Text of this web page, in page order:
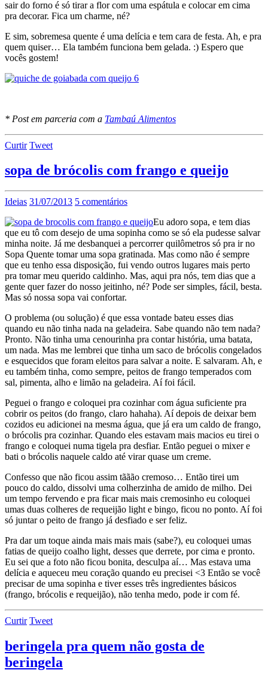
sair do forno é só tirar a flor com uma espátula e colocar em cima
pra decorar. Fica um charme, né?
E sim, sobremesa quente é uma delícia e tem cara de festa. Ah, e pra
quem quiser… Ela também funciona bem gelada. :) Espero que
vocês gostem!
* Post em parceria com a Tambaú Alimentos
Curtir Tweet
sopa de brócolis com frango e queijo
Ideias 31/07/2013 5 comentários
Eu adoro sopa, e tem dias
que eu tô com desejo de uma sopinha como se só ela pudesse salvar
minha noite. Já me desbanquei a percorrer quilômetros só pra ir no
Sopa Quente tomar uma sopa gratinada. Mas como não é sempre
que eu tenho essa disposição, fui vendo outros lugares mais perto
pra tomar meu querido caldinho. Mas, aqui pra nós, tem dias que a
gente quer fazer do nosso jeitinho, né? Pode ser simples, fácil, besta.
Mas só nossa sopa vai confortar.
O problema (ou solução) é que essa vontade bateu esses dias
quando eu não tinha nada na geladeira. Sabe quando não tem nada?
Pronto. Não tinha uma cenourinha pra contar história, uma batata,
um nada. Mas me lembrei que tinha um saco de brócolis congelados
e esquecidos que foram eleitos para salvar a noite. E salvaram. Ah, e
eu também tinha, como sempre, peitos de frango temperados com
sal, pimenta, alho e limão na geladeira. Aí foi fácil.
Peguei o frango e coloquei pra cozinhar com água suficiente pra
cobrir os peitos (do frango, claro hahaha). Aí depois de deixar bem
cozidos eu adicionei na mesma água, que já era um caldo de frango,
o brócolis pra cozinhar. Quando eles estavam mais macios eu tirei o
frango e coloquei numa tigela pra desfiar. Então peguei o mixer e
bati o brócolis naquele caldo até virar quase um creme.
Confesso que não ficou assim tããão cremoso… Então tirei um
pouco do caldo, dissolvi uma colherzinha de amido de milho. Dei
um tempo fervendo e pra ficar mais mais cremosinho eu coloquei
umas duas colheres de requeijão light e bingo, ficou no ponto. Aí foi
só juntar o peito de frango já desfiado e ser feliz.
Pra dar um toque ainda mais mais mais (sabe?), eu coloquei umas
fatias de queijo coalho light, desses que derrete, por cima e pronto.
Eu sei que a foto não ficou bonita, desculpa aí… Mas estava uma
delícia e aqueceu meu coração quando eu precisei <3 Então se você
precisar de uma sopinha e tiver esses três ingredientes básicos
(frango, brócolis e requeijão), não tenha medo, pode ir com fé.
Curtir Tweet
beringela pra quem não gosta de
beringela